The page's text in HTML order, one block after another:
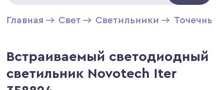
Главная Свет Светильники
Встраиваемый светодиодный
светильник Novotech Iter